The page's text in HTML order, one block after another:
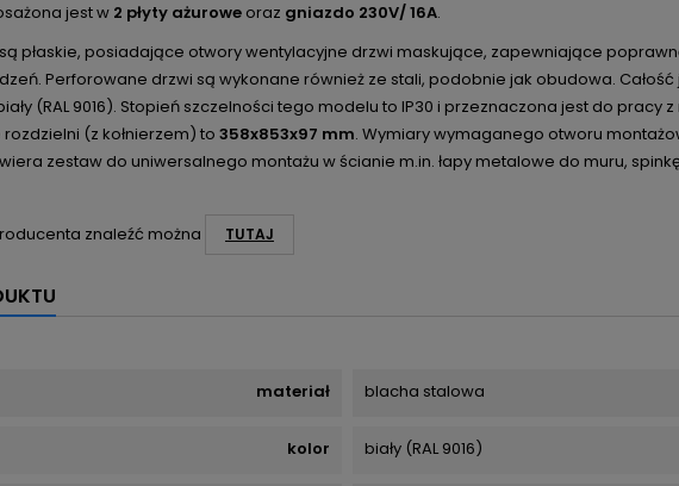
jest w 2 płyty ażurowe oraz gniazdo 230V/ 16A.
płaskie, posiadające otwory wentylacyjne drzwi maskujące, zapewniające
Perforowane drzwi są wykonane również ze stali, podobnie jak obudowa.
(RAL 9016). Stopień szczelności tego modelu to IP30 i przeznaczona jest do pracy
(z kołnierzem) to 358x853x97 mm. Wymiary wymaganego otworu
zestaw do uniwersalnego montażu w ścianie m.in. łapy metalowe do muru,
znaleźć można
TUTAJ
materiał blacha stalowa
kolor biały (RAL 9016)